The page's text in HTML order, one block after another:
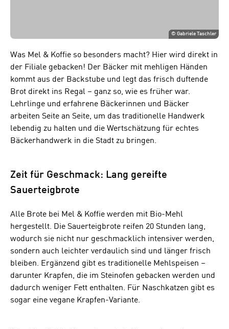
©Gabriele Taschler
Was Mel & Koffie so besonders macht? Hier wird direkt in
der Filiale gebacken! Der Bäcker mit mehligen Händen
kommt aus der Backstube und legt das frisch duftende
Brot direkt ins Regal – ganz so, wie es früher war.
Lehrlinge und erfahrene Bäckerinnen und Bäcker
arbeiten Seite an Seite, um das traditionelle Handwerk
lebendig zu halten und die Wertschätzung für echtes
Bäckerhandwerk in die Stadt zu bringen.
Zeit für Geschmack: Lang gereifte
Sauerteigbrote
Alle Brote bei Mel & Koffie werden mit Bio-Mehl
hergestellt. Die Sauerteigbrote reifen 20 Stunden lang,
wodurch sie nicht nur geschmacklich intensiver werden,
sondern auch leichter verdaulich sind und länger frisch
bleiben. Ergänzend gibt es traditionelle Mehlspeisen –
darunter Krapfen, die im Steinofen gebacken werden und
dadurch weniger Fett enthalten. Für Naschkatzen gibt es
sogar eine vegane Krapfen-Variante.